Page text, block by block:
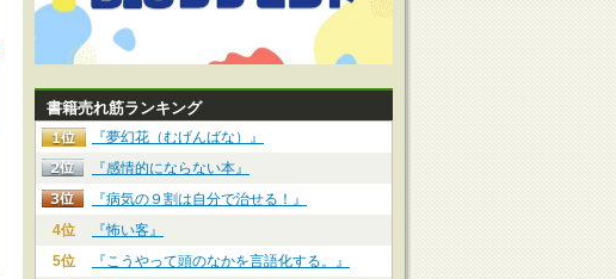
書籍売れ筋ランキング
『夢幻花（むげんばな）』
『感情的にならない本』
『病気の９割は自分で治せる！』
4位
『怖い客』
5位
『こうやって頭のなかを言語化する。』